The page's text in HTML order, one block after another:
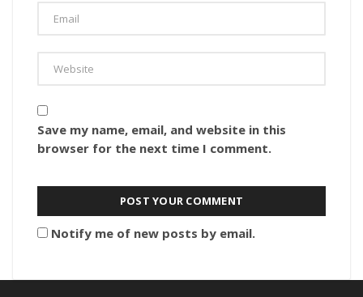
Save my name, email, and website in this
browser for the next time I comment.
Notify me of new posts by email.